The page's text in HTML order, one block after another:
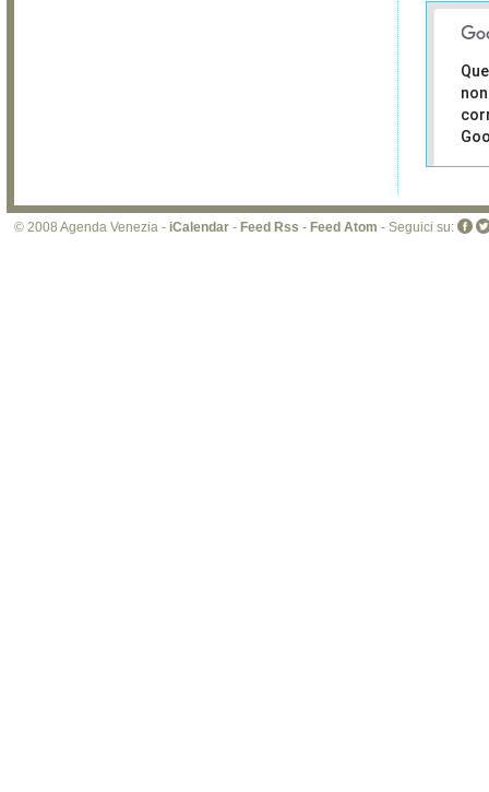
di
sito
© 2008 Agenda Venezia - iCalendar - Feed Rss - Feed Atom - Seguici su: